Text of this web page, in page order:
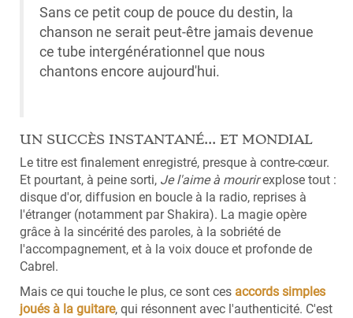
Sans ce petit coup de pouce du destin, la
chanson ne serait peut-être jamais devenue
ce tube intergénérationnel que nous
chantons encore aujourd'hui.
UN SUCCÈS INSTANTANÉ... ET MONDIAL
Le titre est finalement enregistré, presque à contre-cœur.
Et pourtant, à peine sorti, Je l'aime à mourirexplose tout :
disque d'or, diffusion en boucle à la radio, reprises à
l'étranger (notamment par Shakira). La magie opère
grâce à la sincérité des paroles, à la sobriété de
l'accompagnement, et à la voix douce et profonde de
Cabrel.
Mais ce qui touche le plus, ce sont ces accords simples
joués à la guitare, qui résonnent avec l'authenticité. C'est